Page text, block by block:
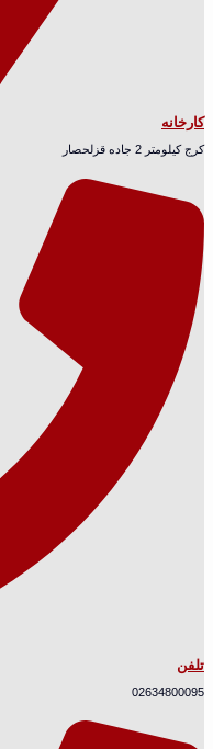
کارخانه
کرج کیلومتر 2 جاده قزلحصار
تلفن
02634800095